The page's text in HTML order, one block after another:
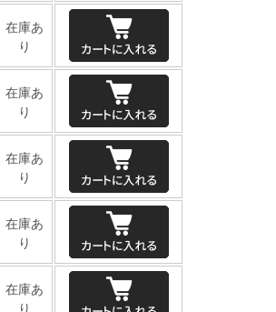
在庫あ
り
在庫あ
り
在庫あ
り
在庫あ
り
在庫あ
り